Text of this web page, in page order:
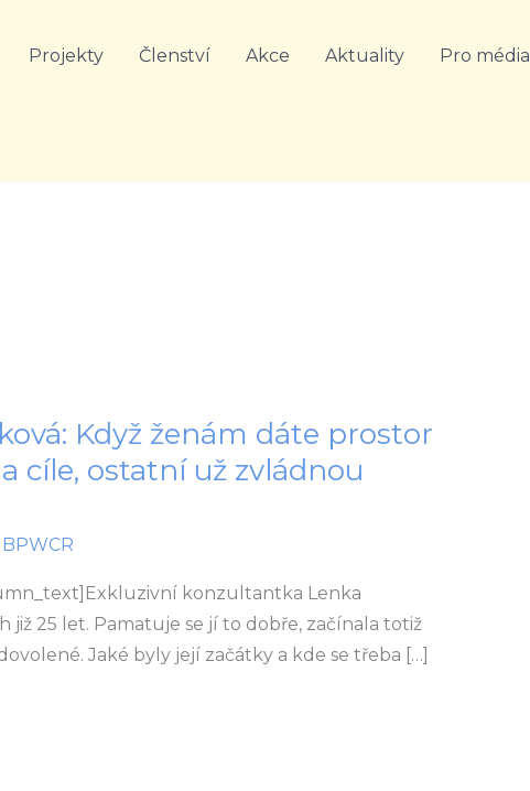
Projekty Členství Akce Aktuality Pro média
Když ženám dáte prostor
cíle, ostatní už zvládnou
BPWCR
konzultantka Lenka
již 25 let. Pamatuje se jí to dobře, začínala totiž
Jaké byly její začátky a kde se třeba […]